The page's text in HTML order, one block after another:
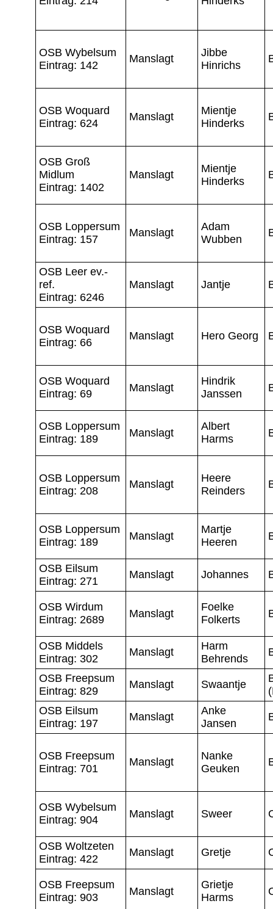
OSB Wybelsum
Eintrag: 142
Manslagt
Jibbe
Hinrichs
OSB Woquard
Eintrag: 624
Manslagt
Mientje
Hinderks
OSB Groß
Midlum
Eintrag: 1402
Manslagt
Mientje
Hinderks
OSB Loppersum
Eintrag: 157
Manslagt
Adam
Wubben
OSB Leer ev.-
ref.
Eintrag: 6246
Manslagt Jantje
OSB Woquard
Eintrag: 66
Manslagt Hero Georg
OSB Woquard
Eintrag: 69
Manslagt
Hindrik
Janssen
OSB Loppersum
Eintrag: 189
Manslagt
Albert
Harms
OSB Loppersum
Eintrag: 208
Manslagt
Heere
Reinders
OSB Loppersum
Eintrag: 189
Manslagt
Martje
Heeren
OSB Eilsum
Eintrag: 271
Manslagt Johannes
OSB Wirdum
Eintrag: 2689
Manslagt
Foelke
Folkerts
OSB Middels
Eintrag: 302
Manslagt
Harm
Behrends
OSB Freepsum
Eintrag: 829
Manslagt Swaantje
OSB Eilsum
Eintrag: 197
Manslagt
Anke
Jansen
OSB Freepsum
Eintrag: 701
Manslagt
Nanke
Geuken
OSB Wybelsum
Eintrag: 904
Manslagt Sweer
OSB Woltzeten
Eintrag: 422
Manslagt Gretje
OSB Freepsum
Eintrag: 903
Manslagt
Grietje
Harms